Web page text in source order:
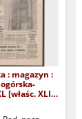
: magazyn :
[właśc. XLI],